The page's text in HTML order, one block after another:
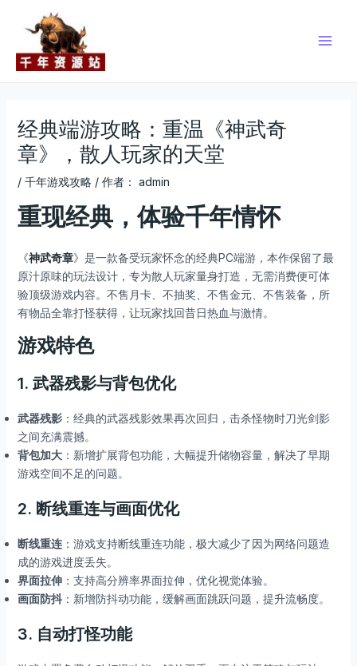
经典端游攻略：重温《神武奇
章》，散人玩家的天堂
/ 千年游戏攻略/ 作者： admin
重现经典，体验千年情怀
《神武奇章》是一款备受玩家怀念的经典PC端游，本作保留了最
原汁原味的玩法设计，专为散人玩家量身打造，无需消费便可体
验顶级游戏内容。不售月卡、不抽奖、不售金元、不售装备，所
有物品全靠打怪获得，让玩家找回昔日热血与激情。
游戏特色
1. 武器残影与背包优化
武器残影：经典的武器残影效果再次回归，击杀怪物时刀光剑影
之间充满震撼。
背包加大：新增扩展背包功能，大幅提升储物容量，解决了早期
游戏空间不足的问题。
2. 断线重连与画面优化
断线重连：游戏支持断线重连功能，极大减少了因为网络问题造
成的游戏进度丢失。
界面拉伸：支持高分辨率界面拉伸，优化视觉体验。
画面防抖：新增防抖动功能，缓解画面跳跃问题，提升流畅度。
3. 自动打怪功能
navigation